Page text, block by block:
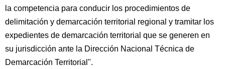
la competencia para conducir los procedimientos de
delimitación y demarcación territorial regional y tramitar los
expedientes de demarcación territorial que se generen en
su jurisdicción ante la Dirección Nacional Técnica de
Demarcación Territorial".